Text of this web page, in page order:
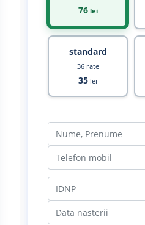
76lei
standard
36 rate
35 lei